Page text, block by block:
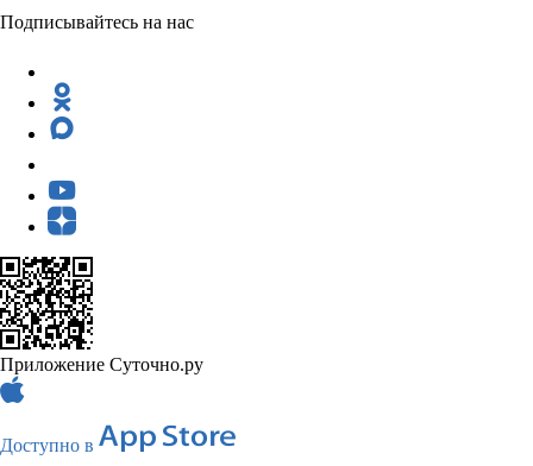
Подписывайтесь на нас
Приложение Суточно.ру
Доступно в